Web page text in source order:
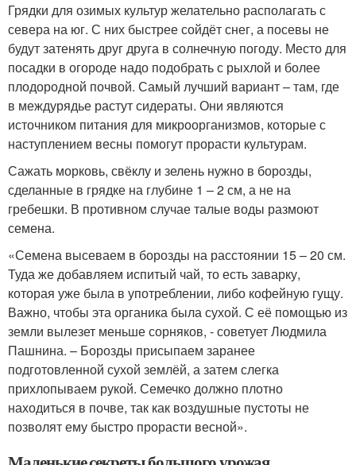
Грядки для озимых культур желательно располагать с
севера на юг. С них быстрее сойдёт снег, а посевы не
будут затенять друг друга в солнечную погоду. Место для
посадки в огороде надо подобрать с рыхлой и более
плодородной почвой. Самый лучший вариант – там, где
в междурядье растут сидераты. Они являются
источником питания для микроорганизмов, которые с
наступлением весны помогут прорасти культурам.
Сажать морковь, свёклу и зелень нужно в борозды,
сделанные в грядке на глубине 1 – 2 см, а не на
гребешки. В противном случае талые воды размоют
семена.
«Семена высеваем в борозды на расстоянии 15 – 20 см.
Туда же добавляем испитый чай, то есть заварку,
которая уже была в употреблении, либо кофейную гущу.
Важно, чтобы эта органика была сухой. С её помощью из
земли вылезет меньше сорняков, - советует Людмила
Пашнина. – Борозды присыпаем заранее
подготовленной сухой землёй, а затем слегка
прихлопываем рукой. Семечко должно плотно
находиться в почве, так как воздушные пустоты не
позволят ему быстро прорасти весной».